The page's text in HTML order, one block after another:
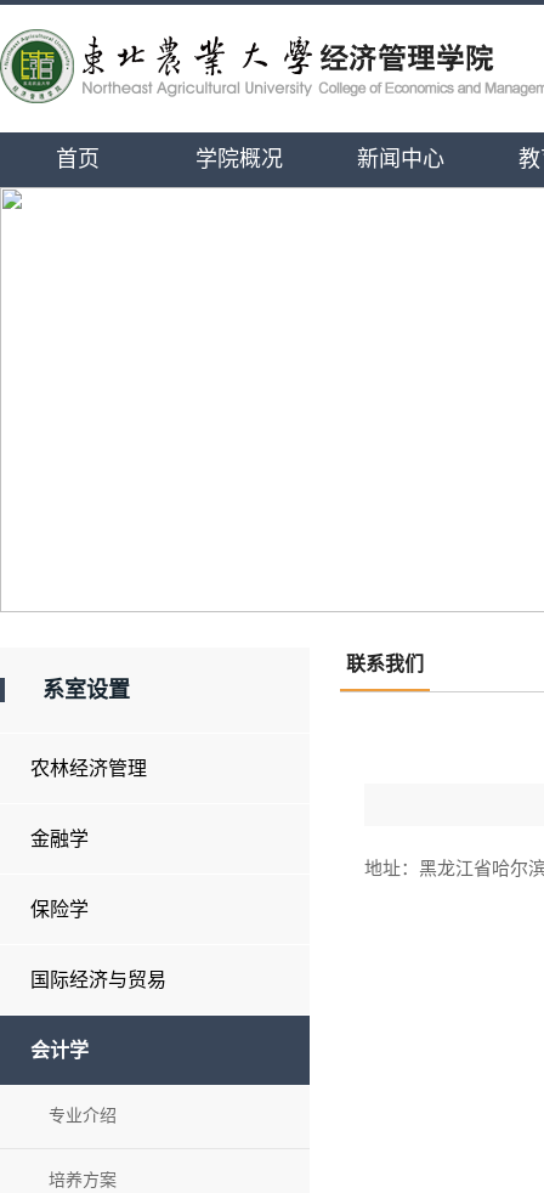
首页 学院概况 新闻中心
系室设置
农林经济管理
金融学
保险学
国际经济与贸易
会计学
专业介绍
培养方案
联系我们
地址：黑龙江省哈尔